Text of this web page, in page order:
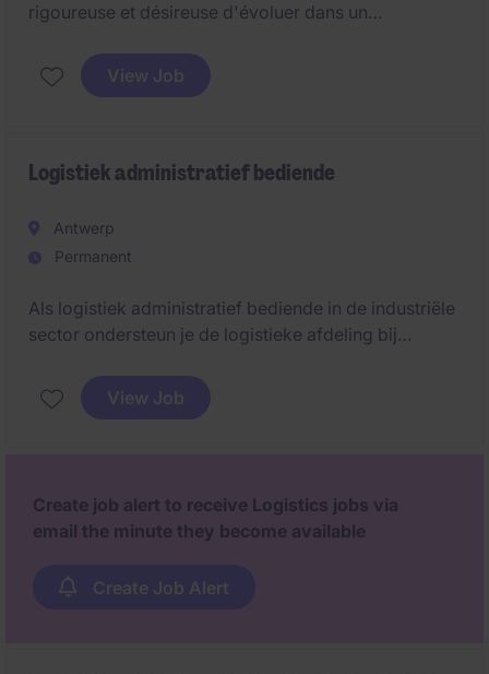
rigoureuse et désireuse d'évoluer dans un
et le suivi administratif jouent un rôle essentiel dans
la performance de l'entreprise.
View Job
Logistiek administratief bediende
Antwerp
Permanent
Als logistiek administratief bediende in de industriële
sector ondersteun je de logistieke afdeling bij
draagt bij aan een vlotte werking van de logistieke
processen. Het bedrijf is gelegen in regio Antwerpen
View Job
Create job alert to receive Logistics jobs via
email the minute they become available
Create Job Alert